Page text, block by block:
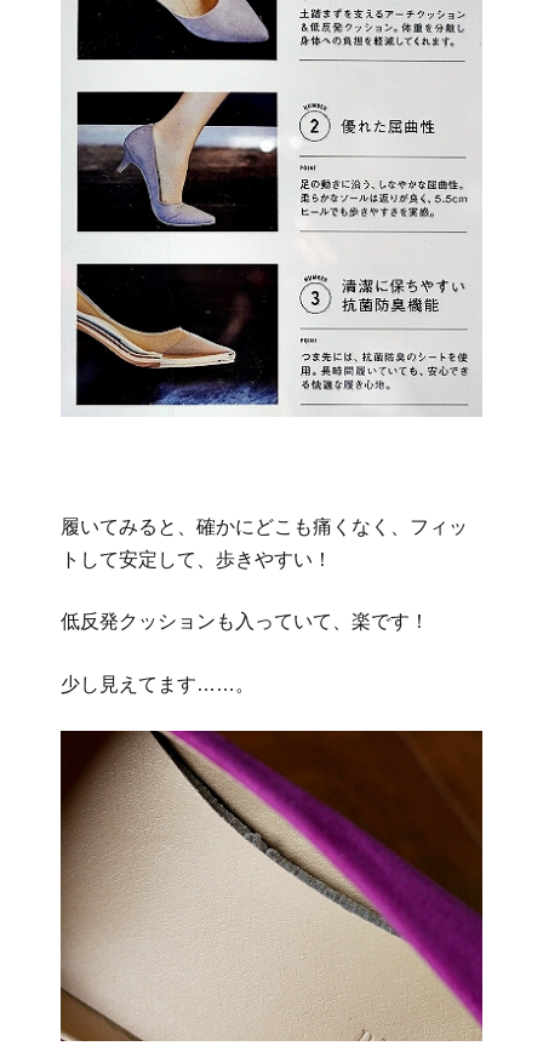
履いてみると、確かにどこも痛くなく、フィッ
トして安定して、歩きやすい！
低反発クッションも入っていて、楽です！
少し見えてます……。